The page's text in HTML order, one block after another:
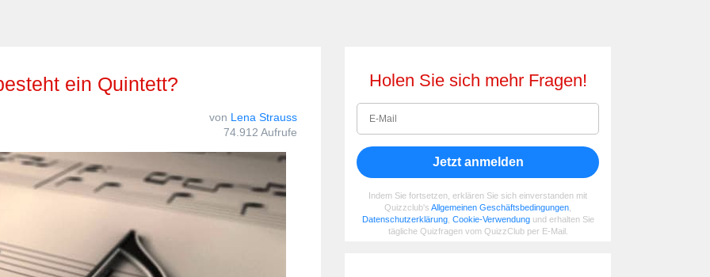
ein Quintett?
von Lena Strauss
74.912 Aufrufe
Holen Sie sich mehr Fragen!
Jetzt anmelden
Indem Sie fortsetzen, erklären Sie sich einverstanden mit
Quizzclub's Allgemeinen Geschäftsbedingungen
Datenschutzerklärung, Cookie-Verwendungund erhalten Sie
tägliche Quizfragen vom QuizzClub per E-Mail.